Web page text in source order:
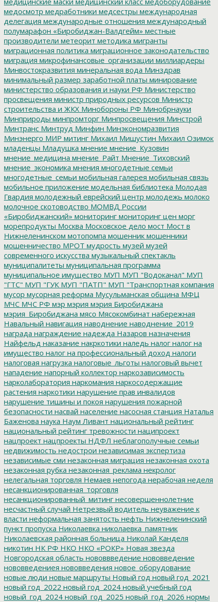
медосмотр медработники медсестры международная
делегация международные отношения международный
полумарафон «Биробиджан-Валдгейм» местные
производители метеорит методика мигранты
миграционная политика миграционное законодательство
миграция микрофинансовые_организации миллиардеры
Минвостокразвития минеральная вода Минздрав
минимальный размер заработной платы минирование
министерство образования и науки РФ Министерство
просвещения министр природных ресурсов Министр
строительства и ЖКХ Минобороны РФ Минобрнауки
Минприроды минпромторг Минпросвещения Минстрой
Минтранс Минтруд Минфин Минэкономразвития
Минэнерго МИР митинг Михаил Мишустин Михаил Озимок
младенцы Младушка мнение мнение_Кузовин
мнение_медицина мнение_Райт Мнение_Тиховский
мнение_экономика мнения многодетные семьи
многодетные_семьи мобильная галерея мобильная связь
мобильное приложение модельная библиотека Молодая
Гвардия молодежный еврейский центр молодежь молоко
молочное скотоводство МОМВД России
«Биробиджанский» мониторинг мониторинг цен морг
морепродукты Москва Московское дело мост Мост в
Нижнеленинском мотопомпа мошенник мошенники
мошенничество МРОТ мудрость музей музей
современного искусства музыкальный спектакль
муниципалитеты муниципальная программа
муниципальное имущество МУП МУП "Водоканал" МУП
"ГТС" МУП "ГУК МУП "ПАТП" МУП "Транспортная компания
мусор мусорная реформа Мусульманская община МФЦ
МЧС МЧС РФ мэр мэрия мэрия Биробиджана
мэрия_Биробиджана мясо Мясокомбинат набережная
Навальный навигация наводнение наводнение_2019
награда награждение надежда Назаров назначения
Найфельд наказание накркотики наледь налог налог на
имущество налог на профессиональный доход налоги
налоговая нагрузка налоговые_льготы налоговый вычет
нападение напорный коллектор наркозависимость
нарколаборатория наркомания наркосодержащие
растения наркотики нарушение прав инвалидов
нарушение тишины и покоя нарушения пожарной
безопасности насвай население насосная станция Наталья
Баженова наука Наум Ливант национальный рейтинг
национальный рейтинг тревожности наципроект
нацпроект нацпроекты НДФЛ неблагополучные семьи
недвижимость недострои независимая экспертиза
независимые сми незаконная миграция незаконная охота
незаконная рубка незаконная_реклама некролог
нелегальная торговля Немаев непогода нерабочая неделя
несанкционированная_торговля
несанкционированный_митинг несовершеннолетние
несчастный случай Нетрезвый водитель неуважение к
власти неформальная занятость нефть Нижнеленинский
пункт пропуска Николаевка николаевка_памятник
Николаевская районная больница Николай Канделя
никотин НК РФ НКО НКО «РОКР» Новая звезда
Новгородская область нововвведение нововведение
нововведениея нововведения новое_оборудование
новые люди новые маршруты Новый год новый год_2021
новый год_2022 новый год_2024 новый учебный год
новый_год_2024 новый_год_2025 новый_год_2026 нормы